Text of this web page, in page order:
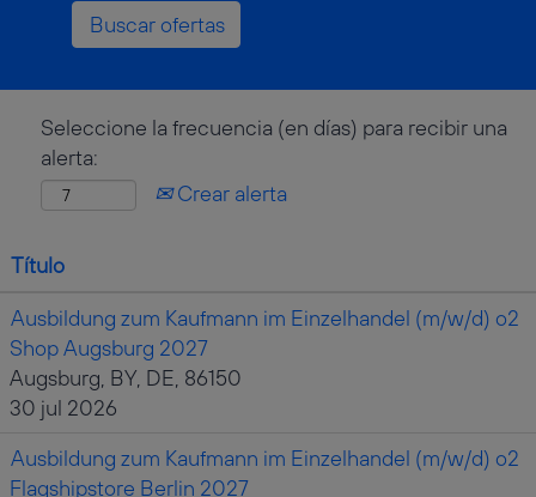
Seleccione la frecuencia (en días) para recibir una
alerta:
Crear alerta
Título
Ausbildung zum Kaufmann im Einzelhandel (m/w/d) o2
Shop Augsburg 2027
Augsburg, BY, DE, 86150
30 jul 2026
Ausbildung zum Kaufmann im Einzelhandel (m/w/d) o2
Flagshipstore Berlin 2027